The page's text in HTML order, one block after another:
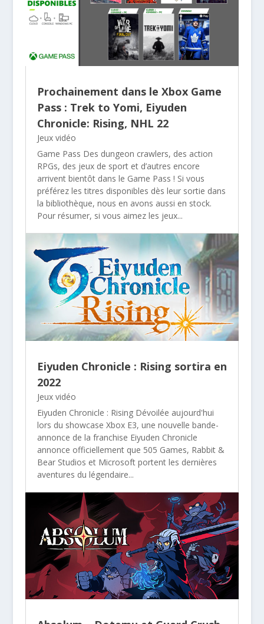
Prochainement dans le Xbox Game
Pass : Trek to Yomi, Eiyuden
Chronicle: Rising, NHL 22
Jeux vidéo
Game Pass Des dungeon crawlers, des action
RPGs, des jeux de sport et d’autres encore
arrivent bientôt dans le Game Pass ! Si vous
préférez les titres disponibles dès leur sortie dans
la bibliothèque, nous en avons aussi en stock.
Pour résumer, si vous aimez les jeux...
Eiyuden Chronicle : Rising sortira en
2022
Jeux vidéo
Eiyuden Chronicle : Rising Dévoilée aujourd'hui
lors du showcase Xbox E3, une nouvelle bande-
annonce de la franchise Eiyuden Chronicle
annonce officiellement que 505 Games, Rabbit &
Bear Studios et Microsoft portent les dernières
aventures du légendaire...